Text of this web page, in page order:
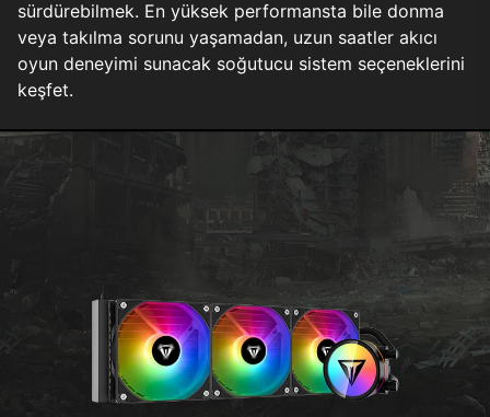
sürdürebilmek. En yüksek performansta bile donma
veya takılma sorunu yaşamadan, uzun saatler akıcı
oyun deneyimi sunacak soğutucu sistem seçeneklerini
keşfet.